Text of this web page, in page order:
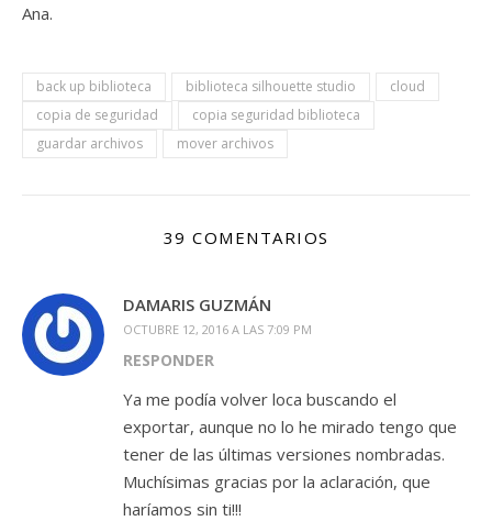
Ana.
back up biblioteca biblioteca silhouette studio
cloud
copia de seguridad
copia seguridad biblioteca
guardar archivos
mover archivos
39 COMENTARIOS
DAMARIS GUZMÁN
OCTUBRE 12, 2016 A LAS 7:09 PM
RESPONDER
Ya me podía volver loca buscando el
exportar, aunque no lo he mirado tengo que
tener de las últimas versiones nombradas.
Muchísimas gracias por la aclaración, que
haríamos sin ti!!!